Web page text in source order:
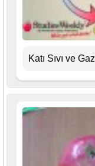
Katı Sıvı ve Gaz